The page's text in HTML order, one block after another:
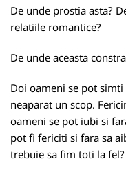
De unde prostia asta?
relatiile romantice?
De unde aceasta
Doi oameni se pot
neaparat un scop.
oameni se pot iubi si
pot fi fericiti si fara sa
trebuie sa fim toti la fel?